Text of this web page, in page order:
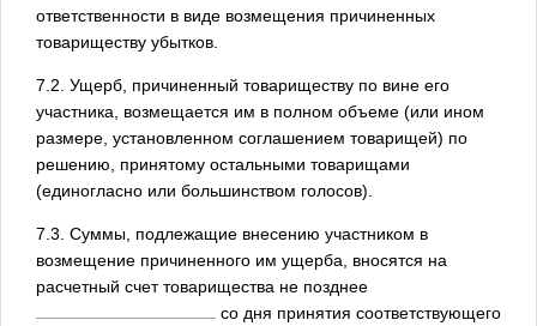
ответственности в виде возмещения причиненных
товариществу убытков.
7.2. Ущерб, причиненный товариществу по вине его
участника, возмещается им в полном объеме (или ином
размере, установленном соглашением товарищей) по
решению, принятому остальными товарищами
(единогласно или большинством голосов).
7.3. Суммы, подлежащие внесению участником в
возмещение причиненного им ущерба, вносятся на
расчетный счет товарищества не позднее
со дня принятия соответствующего